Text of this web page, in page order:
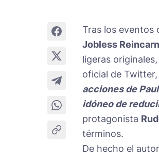
Tras los eventos
Jobless
ligeras originales,
oficial de
acciones de
idóneo de
protagonista
términos.
De hecho el